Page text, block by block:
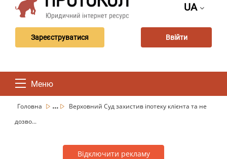
UA
Зареєструватися Ввійти
Меню
Головна ...
Верховний Суд захистив іпотеку клієнта та не
дозво...
Відключити рекламу